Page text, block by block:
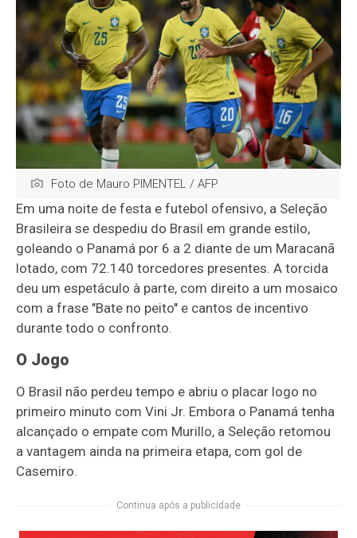
Foto de Mauro PIMENTEL / AFP
Em uma noite de festa e futebol ofensivo, a Seleção
Brasileira se despediu do Brasil em grande estilo,
goleando o Panamá por 6 a 2 diante de um Maracanã
lotado, com 72.140 torcedores presentes. A torcida
deu um espetáculo à parte, com direito a um mosaico
com a frase "Bate no peito" e cantos de incentivo
durante todo o confronto.
O Jogo
O Brasil não perdeu tempo e abriu o placar logo no
primeiro minuto com Vini Jr. Embora o Panamá tenha
alcançado o empate com Murillo, a Seleção retomou
a vantagem ainda na primeira etapa, com gol de
Casemiro.
Continua após a publicidade